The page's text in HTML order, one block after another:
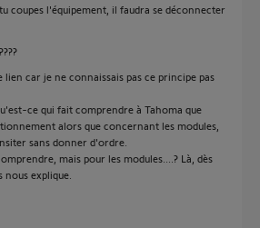
coupes l'équipement, il faudra se déconnecter
car je ne connaissais pas ce principe pas
ce qui fait comprendre à Tahoma que
alors que concernant les modules,
sans donner d'ordre.
mais pour les modules....? Là, dès
nous explique.